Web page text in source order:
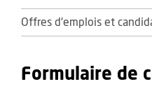
Offres d'emplois et
Formulaire de